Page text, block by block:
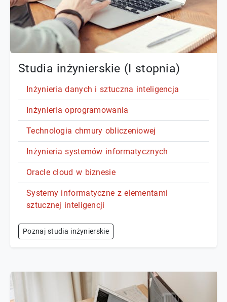
Studia inżynierskie (I stopnia)
Inżynieria danych i sztuczna inteligencja
Inżynieria oprogramowania
Technologia chmury obliczeniowej
Inżynieria systemów informatycznych
Oracle cloud w biznesie
Systemy informatyczne z elementami
sztucznej inteligencji
Poznaj studia inżynierskie